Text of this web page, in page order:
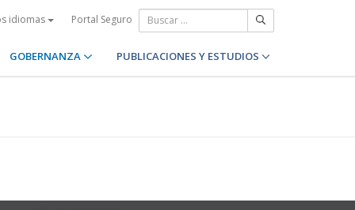
idiomas Portal Seguro
GOBERNANZA PUBLICACIONES Y ESTUDIOS